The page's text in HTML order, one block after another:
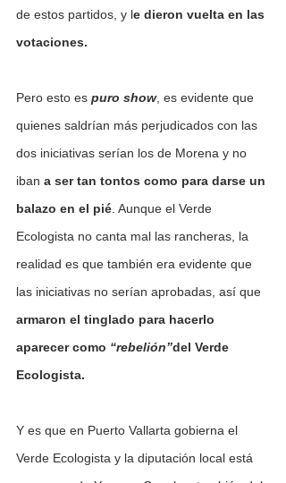
de estos partidos, y le dieron vuelta en las
votaciones.
Pero esto es puro show, es evidente que
quienes saldrían más perjudicados con las
dos iniciativas serían los de Morena y no
iban a ser tan tontos como para darse un
balazo en el pié. Aunque el Verde
Ecologista no canta mal las rancheras, la
realidad es que también era evidente que
las iniciativas no serían aprobadas, así que
armaron el tinglado para hacerlo
aparecer como “rebelión”del Verde
Ecologista.
Y es que en Puerto Vallarta gobierna el
Verde Ecologista y la diputación local está